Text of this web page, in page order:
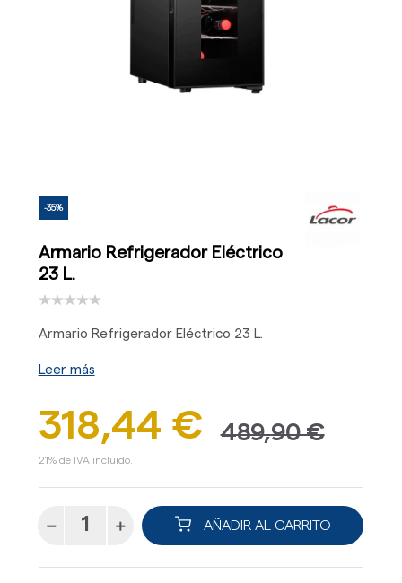
-35%
Armario Refrigerador Eléctrico
23 L.
Armario Refrigerador Eléctrico 23 L.
Leer más
318,44 € 489,90 €
21% de IVA incluido.
AÑADIR AL CARRITO